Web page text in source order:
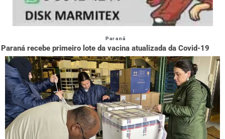
Paraná
Paraná recebe primeiro lote da vacina atualizada da Covid-19